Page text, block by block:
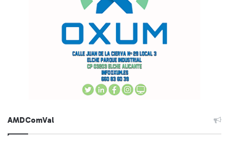
AMDComVal